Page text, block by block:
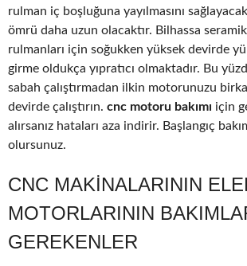
rulman iç boşluğuna yayılmasını
ömrü daha uzun olacaktır. Bilhassa
rulmanları için soğukken yüksek devirde
girme oldukça yıpratıcı olmaktadır. Bu
sabah çalıştırmadan ilkin motorunuzu
devirde çalıştırın. cnc motoru bakımı için
alırsanız hataları aza indirir. Başlangıç
olursunuz.
CNC MAKINALARININ
MOTORLARININ
GEREKENLER